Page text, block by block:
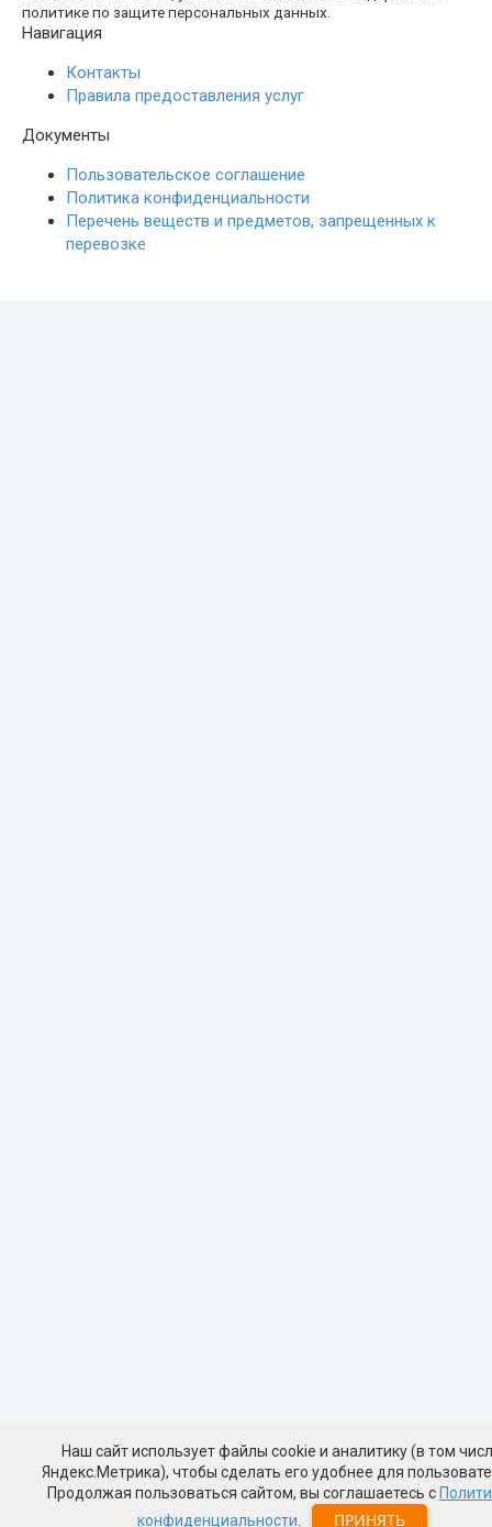
политике по защите персональных данных.
Навигация
Контакты
Правила предоставления услуг
Документы
Пользовательское соглашение
Политика конфиденциальности
Перечень веществ и предметов, запрещенных к
перевозке
Наш сайт использует файлы cookie и аналитику (в том
Яндекс.Метрика), чтобы сделать его удобнее для
Продолжая пользоваться сайтом, вы соглашаетесь с
конфиденциальности
ПРИНЯТЬ